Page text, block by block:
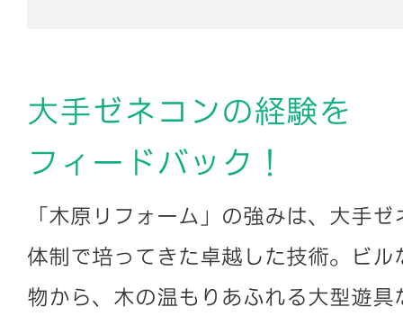
大手ゼネコンの経験を
フィードバック！
「木原リフォーム」の強みは、大手
体制で培ってきた卓越した技術。ビル
物から、木の温もりあふれる大型遊具